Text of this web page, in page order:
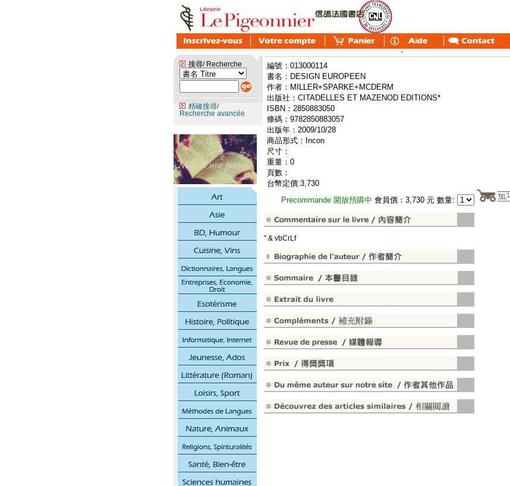
搜尋/ Recherche
精確搜尋/
Recherche avancée
編號：013000114
書名：DESIGN EUROPEEN
作者：MILLER+SPARKE+MCDERM
出版社：CITADELLES ET MAZENOD EDITIONS*
ISBN：2850883050
條碼：9782850883057
出版年：2009/10/28
商品形式：Incon
尺寸：
重量：0
頁數：
台幣定價:3,730
Precommande 開放預購中 會員價：3,730 元 數量:
" & vbCrLf